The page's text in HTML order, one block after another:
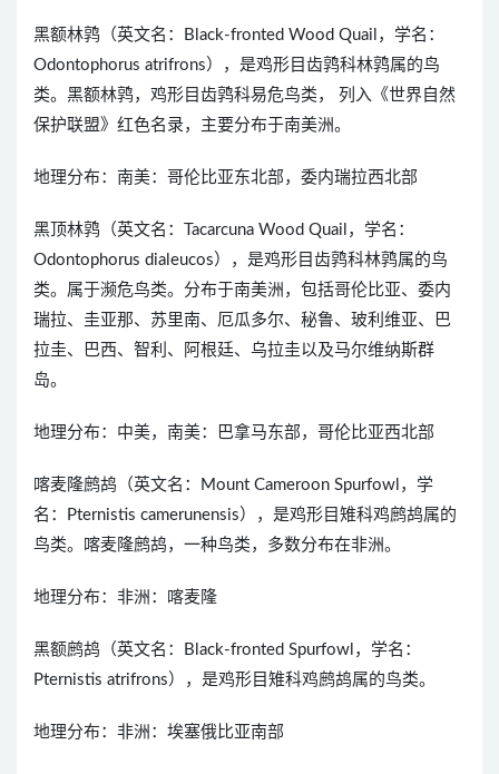
黑额林鹑（英文名：Black-fronted Wood Quail，学名：
Odontophorus atrifrons），是鸡形目齿鹑科林鹑属的鸟
类。黑额林鹑，鸡形目齿鹑科易危鸟类， 列入《世界自然
保护联盟》红色名录，主要分布于南美洲。
地理分布：南美：哥伦比亚东北部，委内瑞拉西北部
黑顶林鹑（英文名：Tacarcuna Wood Quail，学名：
Odontophorus dialeucos），是鸡形目齿鹑科林鹑属的鸟
类。属于濒危鸟类。分布于南美洲，包括哥伦比亚、委内
瑞拉、圭亚那、苏里南、厄瓜多尔、秘鲁、玻利维亚、巴
拉圭、巴西、智利、阿根廷、乌拉圭以及马尔维纳斯群
岛。
地理分布：中美，南美：巴拿马东部，哥伦比亚西北部
喀麦隆鹧鸪（英文名：Mount Cameroon Spurfowl，学
名：Pternistis camerunensis），是鸡形目雉科鸡鹧鸪属的
鸟类。喀麦隆鹧鸪，一种鸟类，多数分布在非洲。
地理分布：非洲：喀麦隆
黑额鹧鸪（英文名：Black-fronted Spurfowl，学名：
Pternistis atrifrons），是鸡形目雉科鸡鹧鸪属的鸟类。
地理分布：非洲：埃塞俄比亚南部